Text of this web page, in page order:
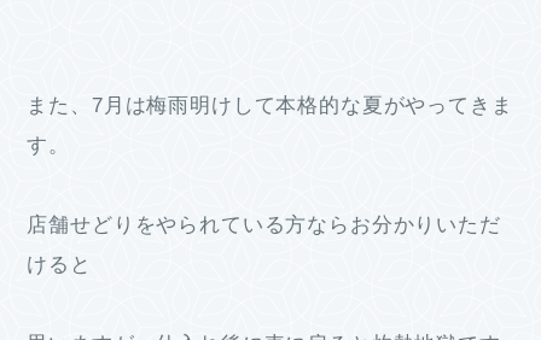
また、7月は梅雨明けして本格的な夏がやってきま
す。
店舗せどりをやられている方ならお分かりいただ
けると